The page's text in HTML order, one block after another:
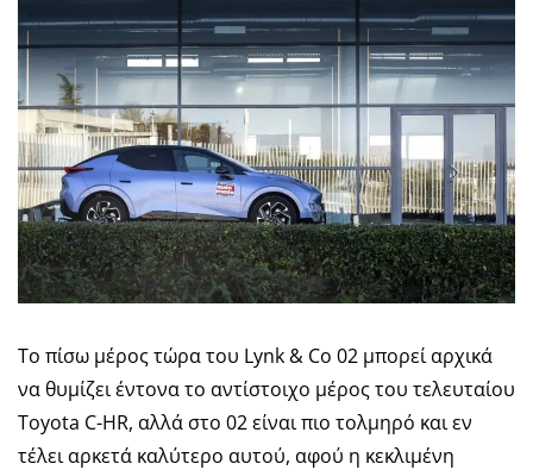
Το πίσω μέρος τώρα του Lynk & Co 02 μπορεί αρχικά
να θυμίζει έντονα το αντίστοιχο μέρος του τελευταίου
Toyota C-HR, αλλά στο 02 είναι πιο τολμηρό και εν
τέλει αρκετά καλύτερο αυτού, αφού η κεκλιμένη